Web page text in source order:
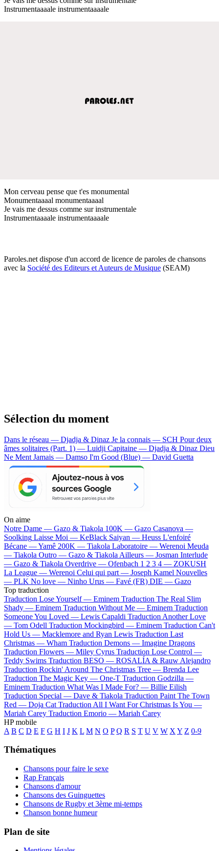
Instrumentaaaale instrumentaaaale
Mon cerveau pense que t'es monumental
Monumentaaaal monumentaaaal
Je vais me dessus comme sur instrumentale
Instrumentaaaale instrumentaaaale
Paroles.net dispose d'un accord de licence de paroles de chansons
avec la Société des Editeurs et Auteurs de Musique (SEAM)
Sélection du moment
Dans le réseau — Djadja & Dinaz Je la connais — SCH Pour deux
âmes solitaires (Part. 1) — Luidji Capitaine — Djadja & Dinaz Dieu
Ne Ment Jamais — Damso I'm Good (Blue) — David Guetta
On aime
Notre Dame — Gazo & Tiakola 100K — Gazo Casanova —
Soolking Laisse Moi — KeBlack Saiyan — Heuss L'enfoiré
Bécane —Yamê 200K — Tiakola Laboratoire — Werenoi Meuda
— Tiakola Outro — Gazo & Tiakola Ailleurs — Josman Interlude
— Gazo & Tiakola Overdrive — Ofenbach 1 2 3 4 — ZOKUSH
La League — Werenoi Celui qui part — Joseph Kamel Nouvelles
— PLK No love — Ninho Urus — Favé (FR) DIE — Gazo
Top traduction
Traduction Lose Yourself — Eminem Traduction The Real Slim
Shady — Eminem Traduction Without Me — Eminem Traduction
Someone You Loved — Lewis Capaldi Traduction Another Love
— Tom Odell Traduction Mockingbird — Eminem Traduction Can't
Hold Us — Macklemore and Ryan Lewis Traduction Last
Christmas — Wham Traduction Demons — Imagine Dragons
Traduction Flowers — Miley Cyrus Traduction Lose Control —
Teddy Swims Traduction BESO — ROSALÍA & Rauw Alejandro
Traduction Rockin' Around The Christmas Tree — Brenda Lee
Traduction The Magic Key — One-T Traduction Godzilla —
Eminem Traduction What Was I Made For? — Billie Eilish
Traduction Special — Dave & Tiakola Traduction Paint The Town
Red — Doja Cat Traduction All I Want For Christmas Is You —
Mariah Carey Traduction Emorio — Mariah Carey
HP mobile
A B C D E F G H I J K L M N O P Q R S T U V W X Y Z 0-9
Thématiques
Chansons pour faire le sexe
Rap Français
Chansons d'amour
Chansons des Guinguettes
Chansons de Rugby et 3ème mi-temps
Chanson bonne humeur
Plan de site